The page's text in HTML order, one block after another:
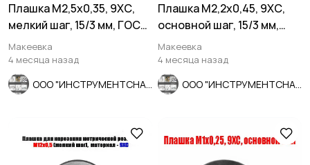
Плашка М2,5х0,35, 9ХС,
мелкий шаг, 15/3 мм, ГОСТ
7740-71, СССР.
Макеевка
4 месяца назад
Плашка М2,2х0,45, 9ХС,
основной шаг, 15/3 мм,
ГОСТ 7740-71, СССР.
Макеевка
4 месяца назад